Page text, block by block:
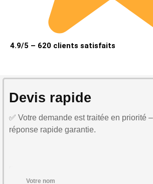
4.9/5 – 620 clients satisfaits
Devis rapide
✅ Votre demande est traitée en priorité
réponse rapide garantie.
Votre nom